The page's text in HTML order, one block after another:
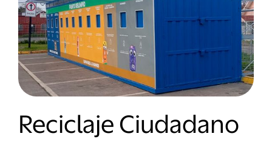
Reciclaje Ciudadano